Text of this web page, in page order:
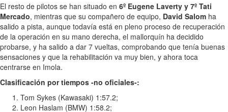
El resto de pilotos se han situado en 6º Eugene Laverty y 7º Tati
Mercado, mientras que su compañero de equipo, David Salom ha
salido a pista, aunque todavía está en pleno proceso de recuperación
de la operación en su mano derecha, el mallorquín ha decidido
probarse, y ha salido a dar 7 vueltas, comprobando que tenía buenas
sensaciones y que la rehabilitación va muy bien, y ahora toca
centrarse en Imola.
Clasificación por tiempos -no oficiales-:
Tom Sykes (Kawasaki) 1:57.2;
Leon Haslam (BMW) 1:58.2;